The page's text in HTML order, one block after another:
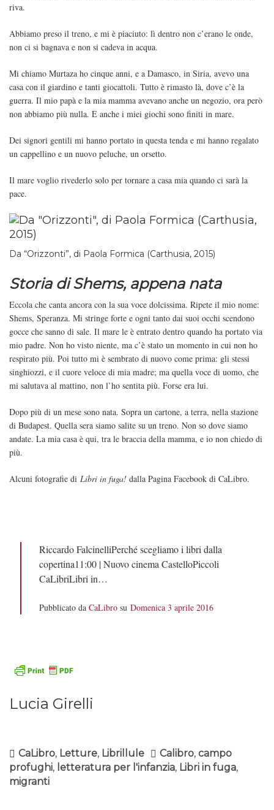
riva.
Abbiamo preso il treno, e mi è piaciuto: lì dentro non c’erano le onde,
non ci si bagnava e non si cadeva in acqua.
Mi chiamo Murtaza ho cinque anni, e a Damasco, in Siria, avevo una
casa con il giardino e tanti giocattoli. Tutto è rimasto là, dove c’è la
guerra. Il mio papà e la mia mamma avevano anche un negozio, ora però
non abbiamo più nulla. E anche i miei giochi sono finiti in mare.
Dei signori gentili mi hanno portato in questa tenda e mi hanno regalato
un cappellino e un nuovo peluche, un orsetto.
Il mare voglio rivederlo solo per tornare a casa mia quando ci sarà la
pace.
Da “Orizzonti”, di Paola Formica (Carthusia, 2015)
Storia di Shems, appena nata
Eccola che canta ancora con la sua voce dolcissima. Ripete il mio nome:
Shems, Speranza. Mi stringe forte e ogni tanto dai suoi occhi scendono
gocce che sanno di sale. Il mare le è entrato dentro quando ha portato via
mio padre. Non ho visto niente, ma c’è stato un momento in cui non ho
respirato più. Poi tutto mi è sembrato di nuovo come prima: gli stessi
singhiozzi, e il cuore veloce di mia madre; ma quella voce di uomo, che
mi salutava al mattino, non l’ho sentita più. Forse era lui.
Dopo più di un mese sono nata. Sopra un cartone, a terra, nella stazione
di Budapest. Quella sera siamo salite su un treno. Non so dove siamo
andate. La mia casa è qui, tra le braccia della mamma, e io non chiedo di
più.
Alcuni fotografie di Libri in fuga! dalla Pagina Facebook di CaLibro.
Riccardo FalcinelliPerché scegliamo i libri dalla
copertina11:00 | Nuovo cinema CastelloPiccoli
CaLibriLibri in…
Pubblicato da CaLibrosu Domenica 3 aprile 2016
Lucia Girelli
CaLibro, Letture, Librillule Calibro, campo
profughi, letteratura per l'infanzia, Libri in fuga,
migranti